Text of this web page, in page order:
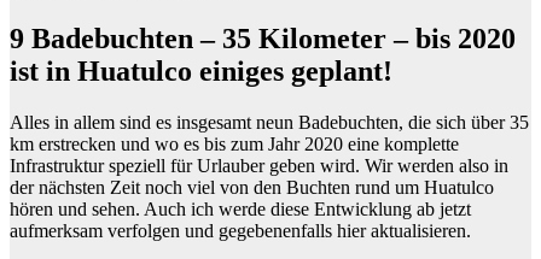
9 Badebuchten – 35 Kilometer – bis 2020
ist in Huatulco einiges geplant!
Alles in allem sind es insgesamt neun Badebuchten, die sich über 35
km erstrecken und wo es bis zum Jahr 2020 eine komplette
Infrastruktur speziell für Urlauber geben wird. Wir werden also in
der nächsten Zeit noch viel von den Buchten rund um Huatulco
hören und sehen. Auch ich werde diese Entwicklung ab jetzt
aufmerksam verfolgen und gegebenenfalls hier aktualisieren.